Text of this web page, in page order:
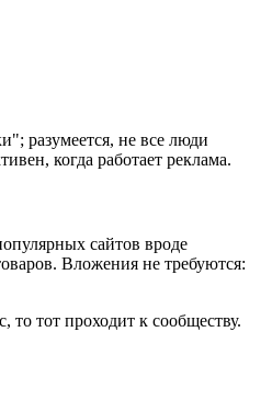
разумеется, не все люди
когда работает реклама.
сайтов вроде
Вложения не требуются:
то тот проходит к сообществу.